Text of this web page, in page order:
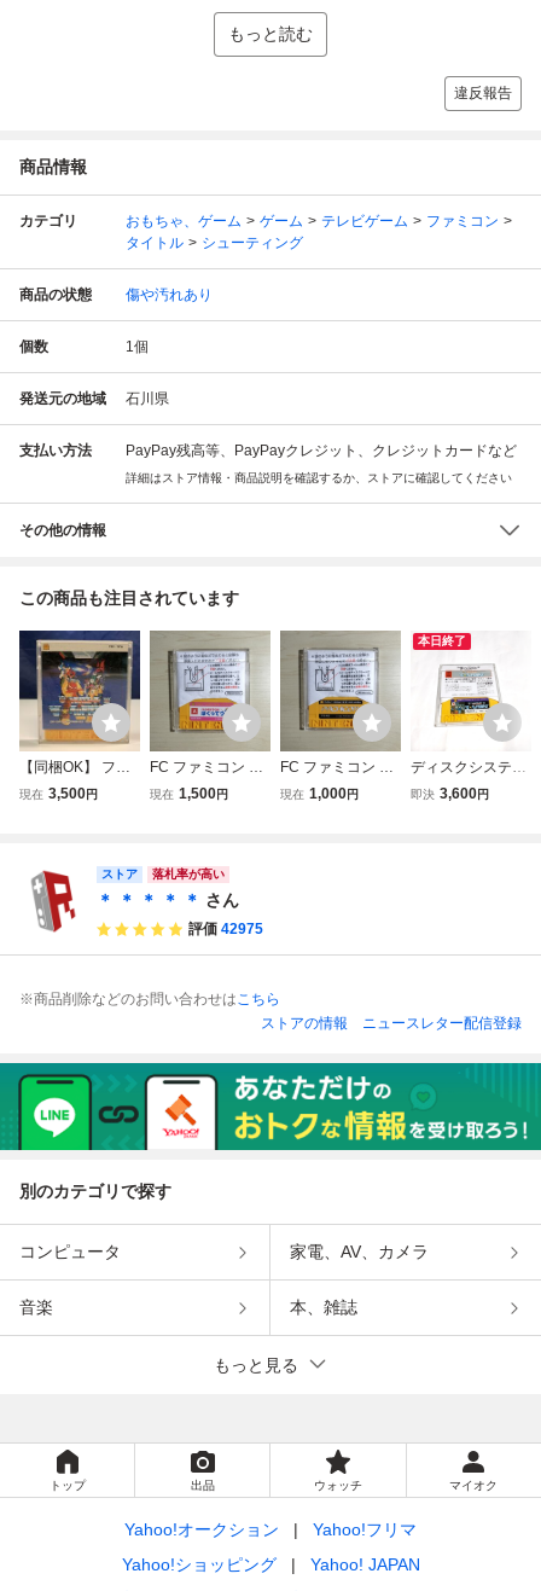
もっと読む
違反報告
商品情報
カテゴリ おもちゃ、ゲーム ゲーム テレビゲーム
ファミコン
タイトル
シューティング
商品の状態 傷や汚れあり
個数 1個
発送元の地域 石川県
支払い方法 PayPay残高等、PayPayクレジット、クレジットカードなど
詳細はストア情報・商品説明を確認するか、ストアに確認してください
その他の情報
この商品も注目されています
【同梱OK】 ファ
ミコン ディスクシ
AKARA タカラ レ
トロゲーム
現在 3,500円
FC ファミコン デ
ィスクシステム デ
現在 1,500円
FC ファミコン デ
ィスクシステム デ
現在 1,000円
本日終了
ディスクシステ
ム：トランスフォ
即決 3,600円
ストア 落札率が高い
＊ ＊ ＊ ＊ ＊ さん
評価 42975
※商品削除などのお問い合わせはこちら
ストアの情報
ニュースレター配信登録
別のカテゴリで探す
コンピュータ 家電、AV、カメラ
音楽 本、雑誌
もっと見る
トップ 出品 ウォッチ マイオク
Yahoo!オークション
Yahoo!フリマ
Yahoo!ショッピング
Yahoo! JAPAN